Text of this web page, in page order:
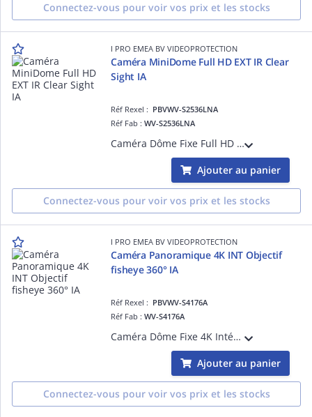
Connectez-vous pour voir vos prix et les stocks
I PRO EMEA BV VIDEOPROTECTION
Caméra MiniDome Full HD EXT IR Clear
Sight IA
Réf Rexel : PBVWV-S2536LNA
Réf Fab :WV-S2536LNA
Caméra Dôme Fixe Full HD Extérieur Antivandale IK10, avec revêtement Clear Sight, H265 H264, 0,009 lux Couleur, Led IR 40m, Objectif varifocale motorisé 2.9-9mm, avec plateforme ouverte d'intelligence artificielle, Digital Certificates by G
Ajouter au panier
Connectez-vous pour voir vos prix et les stocks
I PRO EMEA BV VIDEOPROTECTION
Caméra Panoramique 4K INT Objectif
fisheye 360° IA
Réf Rexel : PBVWV-S4176A
Réf Fab :WV-S4176A
Caméra Dôme Fixe 4K Intérieur, H265 H264, 0,3 lux Couleur, Objectif fisheye 183° vertical / 183° horizontal, 84dB, avec plateforme ouverte d'intelligence artificielle, Digital Certificates by GlobalSign, FIPS 140-2 Level3
Ajouter au panier
Connectez-vous pour voir vos prix et les stocks